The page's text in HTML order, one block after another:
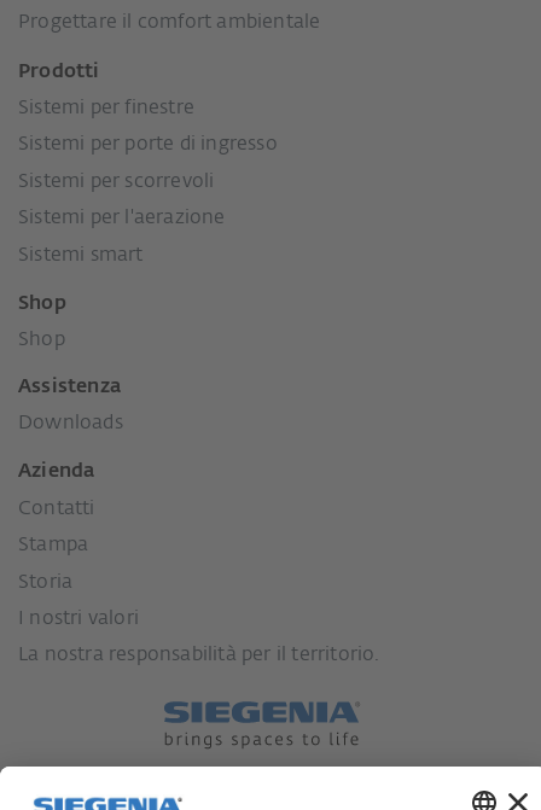
Progettare il comfort ambientale
Prodotti
Sistemi per finestre
Sistemi per porte di ingresso
Sistemi per scorrevoli
Sistemi per l'aerazione
Sistemi smart
Shop
Shop
Assistenza
Downloads
Azienda
Contatti
Stampa
Storia
I nostri valori
La nostra responsabilità per il territorio.